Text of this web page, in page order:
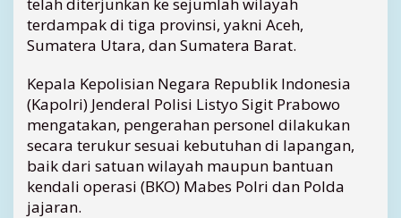
P
e
r
o
n
e
l
T
a
n
terdampak di tiga provinsi, yakni Aceh,
Sumatera Utara, dan Sumatera Barat.
Kepala Kepolisian Negara Republik Indonesia
(Kapolri) Jenderal Polisi Listyo Sigit Prabowo
mengatakan, pengerahan personel dilakukan
secara terukur sesuai kebutuhan di lapangan,
baik dari satuan wilayah maupun bantuan
kendali operasi (BKO) Mabes Polri dan Polda
jajaran.